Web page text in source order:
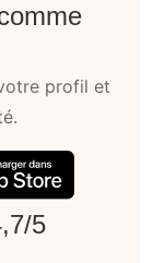
profil et
5